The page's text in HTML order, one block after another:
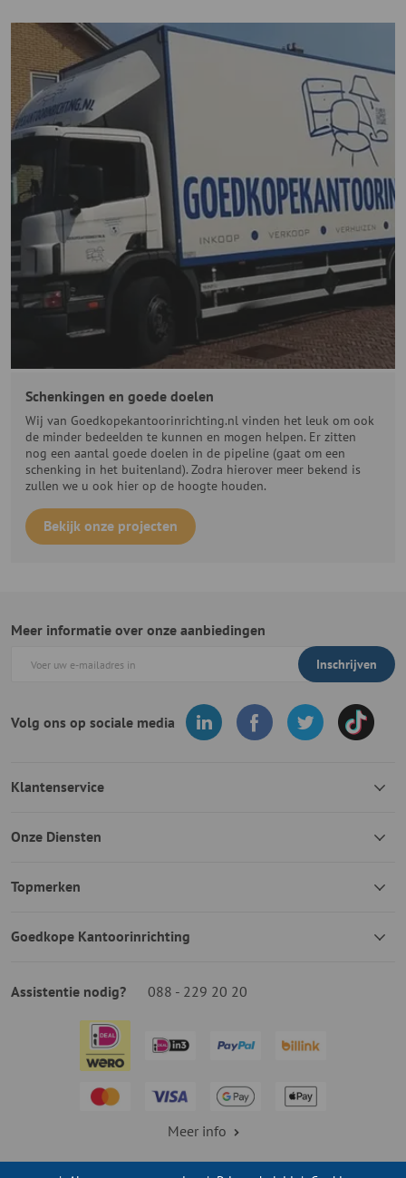
Schenkingen en goede doelen
Wij van Goedkopekantoorinrichting.nl vinden het leuk om ook
de minder bedeelden te kunnen en mogen helpen. Er zitten
nog een aantal goede doelen in de pipeline (gaat om een
schenking in het buitenland). Zodra hierover meer bekend is
zullen we u ook hier op de hoogte houden.
Bekijk onze projecten
Meer informatie over onze aanbiedingen
Inschrijven
Volg ons op sociale media
Klantenservice
Onze Diensten
Topmerken
Goedkope Kantoorinrichting
Assistentie nodig? 088 - 229 20 20
Meer info